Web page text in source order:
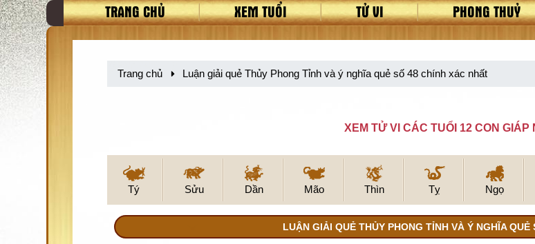
TRANG CHỦ XEM TUỔI TỬ VI PHONG THUỶ
Trang chủ Luận giải quẻ Thủy Phong Tỉnh và ý nghĩa quẻ số 48 chính xác nhất
XEM TỬ VI CÁC TUỔI 12 CON GIÁP
Tý Sửu Dần Mão Thìn Tỵ Ngọ
LUẬN GIẢI QUẺ THỦY PHONG TỈNH VÀ Ý NGHĨA QUẺ